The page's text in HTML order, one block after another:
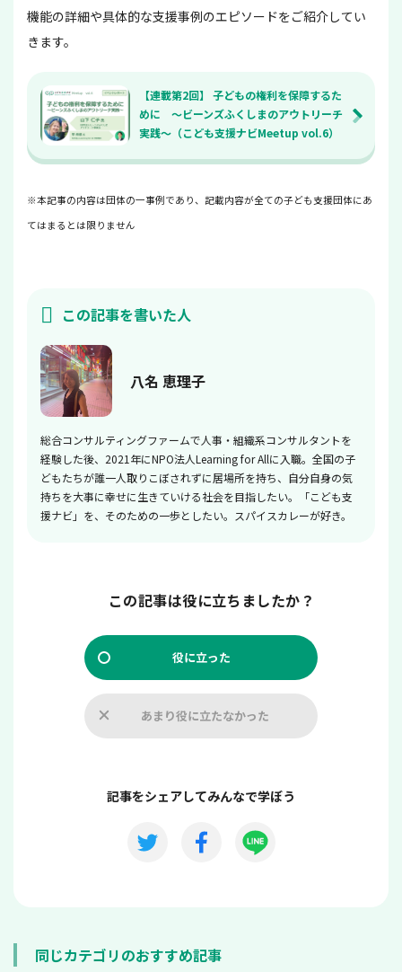
機能の詳細や具体的な支援事例のエピソードをご紹介してい
きます。
【連載第2回】 子どもの権利を保障するた
めに ～ビーンズふくしまのアウトリーチ
実践～（こども支援ナビMeetup vol.6）
※本記事の内容は団体の一事例であり、記載内容が全ての子ども支援団体にあ
てはまるとは限りません
この記事を書いた人
八名 恵理子
総合コンサルティングファームで人事・組織系コンサルタントを
経験した後、2021年にNPO法人Learning for Allに入職。全国の子
どもたちが誰一人取りこぼされずに居場所を持ち、自分自身の気
持ちを大事に幸せに生きていける社会を目指したい。「こども支
援ナビ」を、そのための一歩としたい。スパイスカレーが好き。
この記事は役に立ちましたか？
役に立った
あまり役に立たなかった
記事をシェアしてみんなで学ぼう
同じカテゴリのおすすめ記事